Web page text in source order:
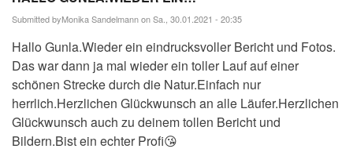
Submitted byMonika Sandelmannon Sa., 30.01.2021 - 20:35
Hallo Gunla.Wieder ein eindrucksvoller Bericht und Fotos.
Das war dann ja mal wieder ein toller Lauf auf einer
schönen Strecke durch die Natur.Einfach nur
herrlich.Herzlichen Glückwunsch an alle Läufer.Herzlichen
Glückwunsch auch zu deinem tollen Bericht und
Bildern.Bist ein echter Profi😘